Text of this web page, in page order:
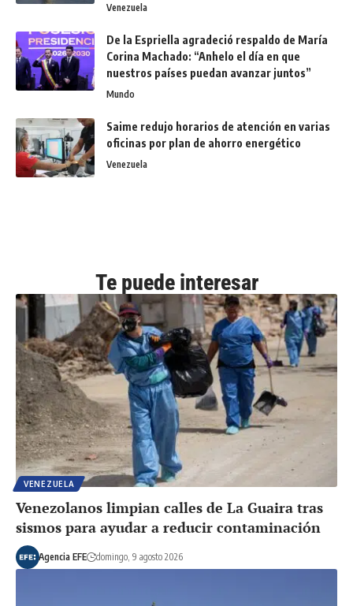
Venezuela
De la Espriella agradeció respaldo de María
Corina Machado: “Anhelo el día en que
nuestros países puedan avanzar juntos”
Mundo
Saime redujo horarios de atención en varias
oficinas por plan de ahorro energético
Venezuela
Te puede interesar
VENEZUELA
Venezolanos limpian calles de La Guaira tras
sismos para ayudar a reducir contaminación
Agencia EFE domingo, 9 agosto 2026